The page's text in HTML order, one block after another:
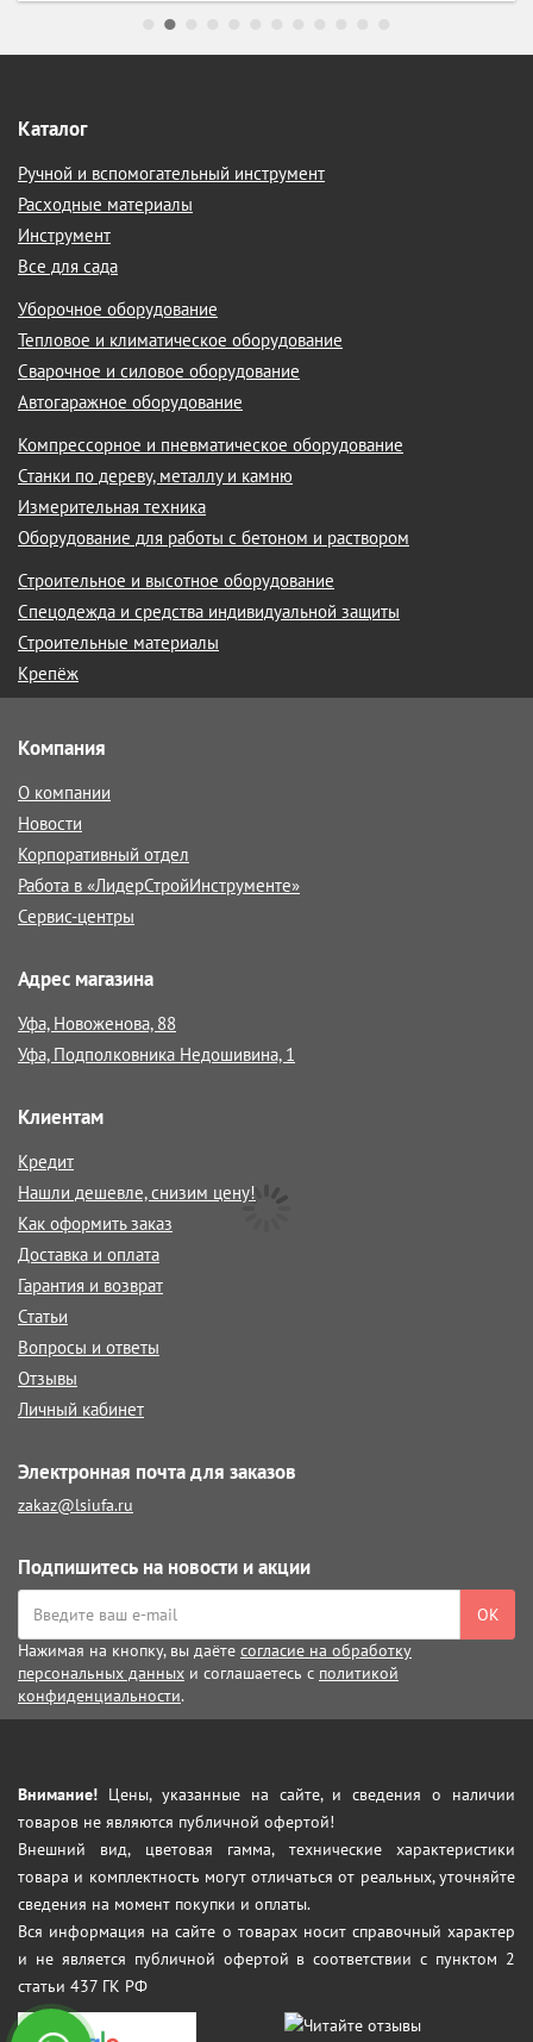
Каталог
Ручной и вспомогательный инструмент
Расходные материалы
Инструмент
Все для сада
Уборочное оборудование
Тепловое и климатическое оборудование
Сварочное и силовое оборудование
Автогаражное оборудование
Компрессорное и пневматическое оборудование
Станки по дереву, металлу и камню
Измерительная техника
Оборудование для работы с бетоном и раствором
Строительное и высотное оборудование
Спецодежда и средства индивидуальной защиты
Строительные материалы
Крепёж
Компания
О компании
Новости
Корпоративный отдел
Работа в «ЛидерСтройИнструменте»
Сервис-центры
Адрес магазина
Уфа, Новоженова, 88
Уфа, Подполковника Недошивина, 1
Клиентам
Кредит
Нашли дешевле, снизим цену!
Как оформить заказ
Доставка и оплата
Гарантия и возврат
Статьи
Вопросы и ответы
Отзывы
Личный кабинет
Электронная почта для заказов
zakaz@lsiufa.ru
Подпишитесь на новости и акции
ОК
Нажимая на кнопку, вы даёте согласие на обработку
персональных данных и соглашаетесь с политикой
конфиденциальности.
Внимание! Цены, указанные на сайте, и сведения о наличии
товаров не являются публичной офертой!
Внешний вид, цветовая гамма, технические характеристики
товара и комплектность могут отличаться от реальных, уточняйте
сведения на момент покупки и оплаты.
Вся информация на сайте о товарах носит справочный характер
и не является публичной офертой в соответствии с пунктом 2
статьи 437 ГК РФ